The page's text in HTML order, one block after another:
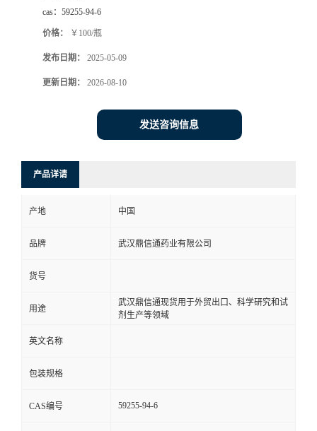
cas： 59255-94-6
价格： ￥100/瓶
发布日期： 2025-05-09
更新日期： 2026-08-10
发送咨询信息
产品详请
产地 中国
品牌 武汉鼎信通药业有限公司
货号
用途
武汉鼎信通现货用于外贸出口、科学研究和试
剂生产等领域
英文名称
包装规格
CAS编号 59255-94-6